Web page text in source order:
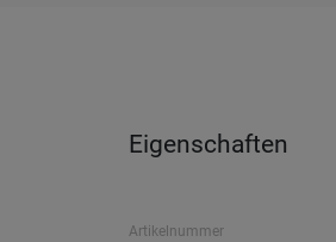
Eigenschaften
Artikelnummer